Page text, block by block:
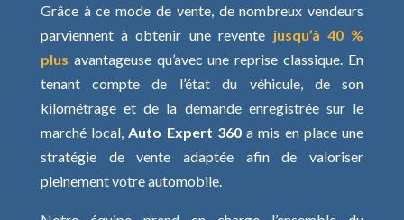
Grâce à ce mode de vente, de nombreux vendeurs
parviennent à obtenir une revente jusqu’à 40 %
plus avantageuse qu’avec une reprise classique. En
tenant compte de l’état du véhicule, de son
kilométrage et de la demande enregistrée sur le
marché local, Auto Expert 360a mis en place une
stratégie de vente adaptée afin de valoriser
pleinement votre automobile.